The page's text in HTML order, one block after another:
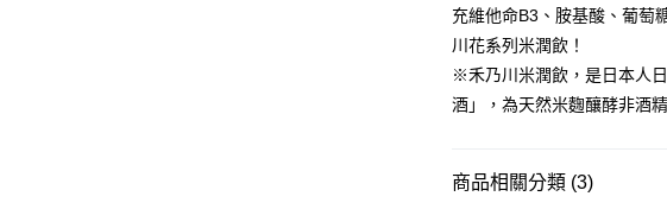
每筆NT$225，滿NT$1,500(
冷藏宅配
每筆NT$225，滿NT$1,500(
充維他命B3、胺基酸、葡萄
川花系列米潤飲！
※禾乃川米潤飲，是日本人
酒」，為天然米麴釀酵非酒
商品相關分類 (3)